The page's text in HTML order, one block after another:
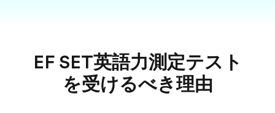
EF SET英語力測定テスト
を受けるべき理由